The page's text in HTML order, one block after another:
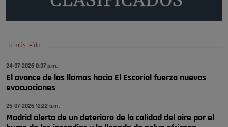
A ver si llega alguno que de verdad le importe la seguridad de Pozuelo
Pozuelo de Alarcón
Pozuelo de Alarcón
🔴 EXCLUSIVA | El comisario de la …
Lo más leído
24-07-2026 8:37 p.m.
El avance de las llamas hacia El Escorial fuerza nuevas
evacuaciones
25-07-2026 12:22 a.m.
Madrid alerta de un deterioro de la calidad del aire por el